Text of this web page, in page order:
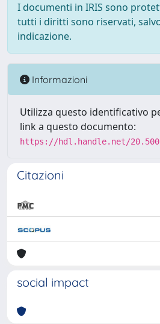
I documenti in IRIS sono
tutti i diritti sono riservati,
indicazione.
Informazioni
Utilizza questo identificativo
link a questo documento:
https://hdl.handle.net/
Citazioni
social impact